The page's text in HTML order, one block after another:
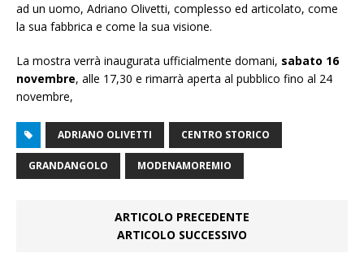
ad un uomo, Adriano Olivetti, complesso ed articolato, come
la sua fabbrica e come la sua visione.
La mostra verrà inaugurata ufficialmente domani, sabato 16
novembre, alle 17,30 e rimarrà aperta al pubblico fino al 24
novembre,
ADRIANO OLIVETTI CENTRO STORICO
GRANDANGOLO MODENAMOREMIO
ARTICOLO PRECEDENTE
ARTICOLO SUCCESSIVO